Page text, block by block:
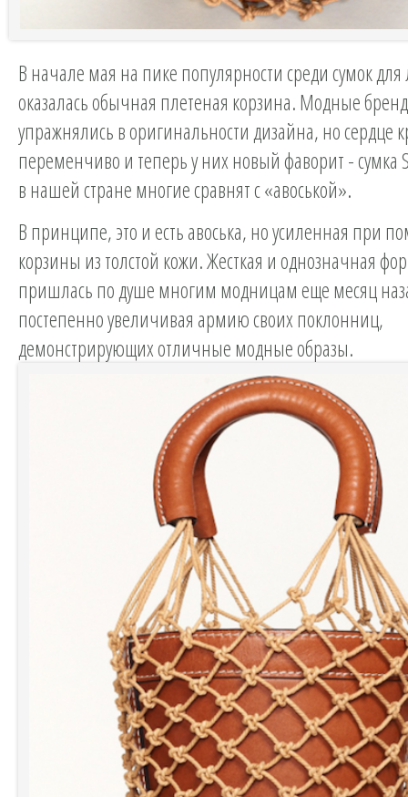
В начале мая на пике популярности среди сумок для
оказалась обычная плетеная корзина. Модные
упражнялись в оригинальности дизайна, но сердце
переменчиво и теперь у них новый фаворит - сумка
в нашей стране многие сравнят с «авоськой».
В принципе, это и есть авоська, но усиленная при
корзины из толстой кожи. Жесткая и однозначная
пришлась по душе многим модницам еще месяц
постепенно увеличивая армию своих поклонниц,
демонстрирующих отличные модные образы.